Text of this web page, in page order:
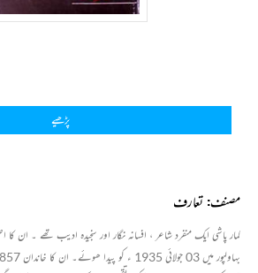
پڑھیے
مصنف: تعارف
کمار پاشی ایک منفرد شاعر ، افسانہ نگار اور سنجیدہ ادیب تھے ۔ ان